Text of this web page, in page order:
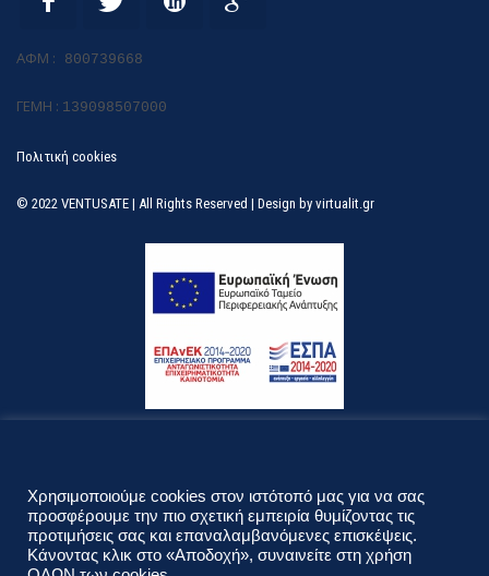
ΑΦΜ : 800739668
ΓΕΜΗ : 139098507000
Πολιτική cookies
© 2022 VENTUSATE | All Rights Reserved | Design by virtualit.gr
Δευτέρα - Παρασκευή 09.00 - 18.00
210 689 9100 210 6898600
Χρησιμοποιούμε cookies στον ιστότοπό μας για να σας
προσφέρουμε την πιο σχετική εμπειρία θυμίζοντας τις
προτιμήσεις σας και επαναλαμβανόμενες επισκέψεις.
Κάνοντας κλικ στο «Αποδοχή», συναινείτε στη χρήση